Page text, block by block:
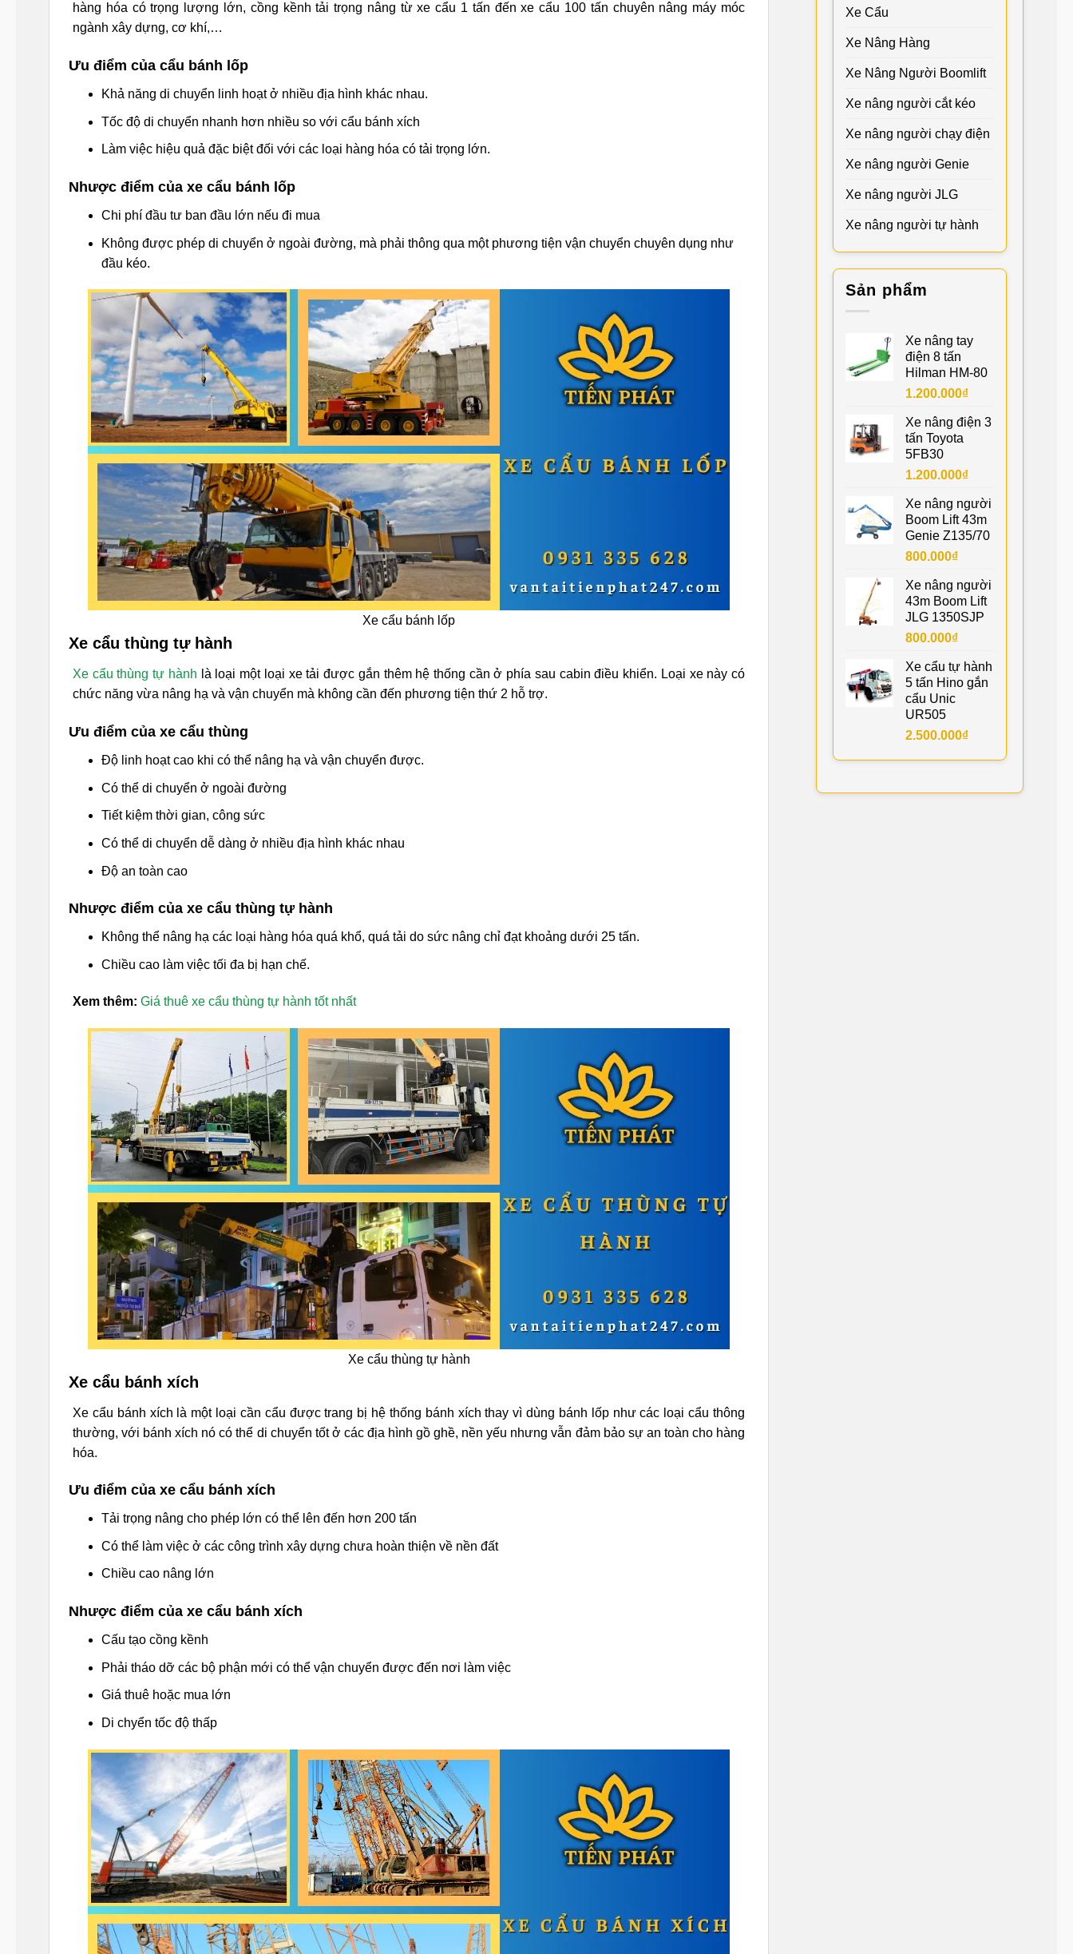
hàng hóa có trọng lượng lớn, cồng kềnh tải trọng nâng từ xe cẩu 1 tấn đến xe cẩu 100 tấn chuyên nâng máy móc
ngành xây dựng, cơ khí,…
Ưu điểm của cẩu bánh lốp
Khả năng di chuyển linh hoạt ở nhiều địa hình khác nhau.
Tốc độ di chuyển nhanh hơn nhiều so với cẩu bánh xích
Làm việc hiệu quả đặc biệt đối với các loại hàng hóa có tải trọng lớn.
Nhược điểm của xe cẩu bánh lốp
Chi phí đầu tư ban đầu lớn nếu đi mua
Không được phép di chuyển ở ngoài đường, mà phải thông qua một phương tiện vận chuyển chuyên dụng như
đầu kéo.
Xe cẩu bánh lốp
Xe cẩu thùng tự hành
Xe cẩu thùng tự hành là loại một loại xe tải được gắn thêm hệ thống cần ở phía sau cabin điều khiển. Loại xe này có
chức năng vừa nâng hạ và vận chuyển mà không cần đến phương tiện thứ 2 hỗ trợ.
Ưu điểm của xe cẩu thùng
Độ linh hoạt cao khi có thể nâng hạ và vận chuyển được.
Có thể di chuyển ở ngoài đường
Tiết kiệm thời gian, công sức
Có thể di chuyển dễ dàng ở nhiều địa hình khác nhau
Độ an toàn cao
Nhược điểm của xe cẩu thùng tự hành
Không thể nâng hạ các loại hàng hóa quá khổ, quá tải do sức nâng chỉ đạt khoảng dưới 25 tấn.
Chiều cao làm việc tối đa bị hạn chế.
Xem thêm: Giá thuê xe cẩu thùng tự hành tốt nhất
Xe cẩu thùng tự hành
Xe cẩu bánh xích
Xe cẩu bánh xích là một loại cần cẩu được trang bị hệ thống bánh xích thay vì dùng bánh lốp như các loại cẩu thông
thường, với bánh xích nó có thể di chuyển tốt ở các địa hình gồ ghề, nền yếu nhưng vẫn đảm bảo sự an toàn cho hàng
hóa.
Ưu điểm của xe cẩu bánh xích
Tải trọng nâng cho phép lớn có thể lên đến hơn 200 tấn
Có thể làm việc ở các công trình xây dựng chưa hoàn thiện về nền đất
Chiều cao nâng lớn
Nhược điểm của xe cẩu bánh xích
Cấu tạo cồng kềnh
Phải tháo dỡ các bộ phận mới có thể vận chuyển được đến nơi làm việc
Giá thuê hoặc mua lớn
Di chyển tốc độ thấp
Xe Cẩu
Xe Nâng Hàng
Xe Nâng Người Boomlift
Xe nâng người cắt kéo
Xe nâng người chạy điện
Xe nâng người Genie
Xe nâng người JLG
Xe nâng người tự hành
Sản phẩm
Xe nâng tay
điện 8 tấn
Hilman HM-80
1.200.000₫
Xe nâng điện 3
tấn Toyota
5FB30
1.200.000₫
Xe nâng người
Boom Lift 43m
Genie Z135/70
800.000₫
Xe nâng người
43m Boom Lift
JLG 1350SJP
800.000₫
Xe cẩu tự hành
5 tấn Hino gắn
cẩu Unic
UR505
2.500.000₫